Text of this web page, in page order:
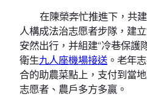
在陳榮奔忙推進下，共
人構成法治志愿者步隊，建
安然出行，并組建“冷巷保護
衛生九人座機場接送 。老年
合的助農菜點上，支付到當
志愿者、農戶多方多贏。